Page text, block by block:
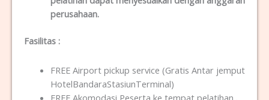
perusahaan.
Fasilitas :
FREE Airport pickup service (Gratis Antar jemput
HotelBandaraStasiunTerminal)
FREE Akomodasi Peserta ke tempat pelatihan .